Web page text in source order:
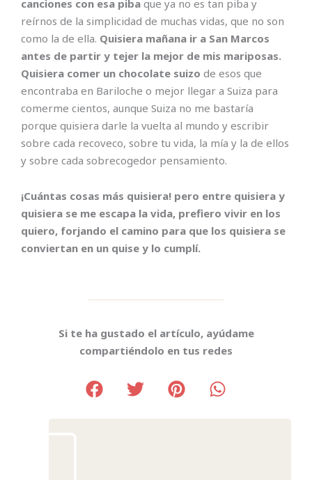
canciones con esa piba que ya no es tan piba y
reírnos de la simplicidad de muchas vidas, que no son
como la de ella. Quisiera mañana ir a San Marcos
antes de partir y tejer la mejor de mis mariposas.
Quisiera comer un chocolate suizo de esos que
encontraba en Bariloche o mejor llegar a Suiza para
comerme cientos, aunque Suiza no me bastaría
porque quisiera darle la vuelta al mundo y escribir
sobre cada recoveco, sobre tu vida, la mía y la de ellos
y sobre cada sobrecogedor pensamiento.
¡Cuántas cosas más quisiera! pero entre quisiera y
quisiera se me escapa la vida, prefiero vivir en los
quiero, forjando el camino para que los quisiera se
conviertan en un quise y lo cumplí.
Si te ha gustado el artículo, ayúdame
compartiéndolo en tus redes